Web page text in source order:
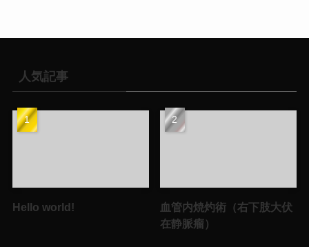
人気記事
Hello world!
血管内焼灼術（右下肢大伏
在静脈瘤）